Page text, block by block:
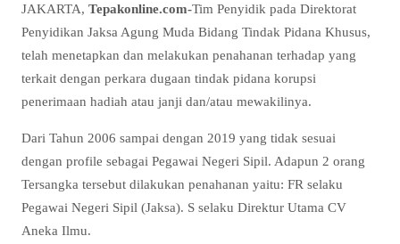
JAKARTA, Tepakonline.com-Tim Penyidik pada Direktorat
Penyidikan Jaksa Agung Muda Bidang Tindak Pidana Khusus,
telah menetapkan dan melakukan penahanan terhadap yang
terkait dengan perkara dugaan tindak pidana korupsi
penerimaan hadiah atau janji dan/atau mewakilinya.
Dari Tahun 2006 sampai dengan 2019 yang tidak sesuai
dengan profile sebagai Pegawai Negeri Sipil. Adapun 2 orang
Tersangka tersebut dilakukan penahanan yaitu: FR selaku
Pegawai Negeri Sipil (Jaksa). S selaku Direktur Utama CV
Aneka Ilmu.